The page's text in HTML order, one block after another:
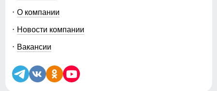
О компании
Новости компании
Вакансии